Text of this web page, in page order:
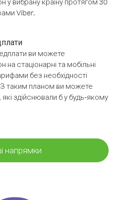
Viber.
ви можете
стаціонарні та мобільні
без необхідності
таким планом ви можете
здійснювали б у будь-якому
напрямки